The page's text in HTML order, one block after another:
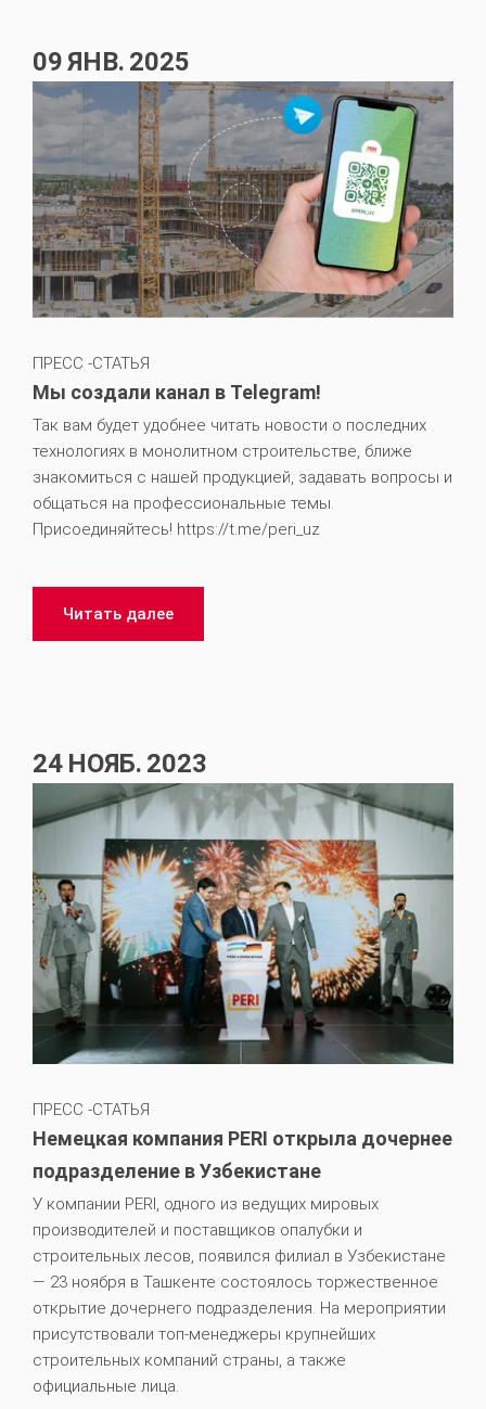
09ЯНВ. 2025
ПРЕСС -СТАТЬЯ
Мы создали канал в Telegram!
Так вам будет удобнее читать новости о последних
технологиях в монолитном строительстве, ближе
знакомиться с нашей продукцией, задавать вопросы и
общаться на профессиональные темы.
Присоединяйтесь! https://t.me/peri_uz
Читать далее
24 НОЯБ. 2023
ПРЕСС -СТАТЬЯ
Немецкая компания PERI открыла дочернее
подразделение в Узбекистане
У компании PERI, одного из ведущих мировых
производителей и поставщиков опалубки и
строительных лесов, появился филиал в Узбекистане
— 23 ноября в Ташкенте состоялось торжественное
открытие дочернего подразделения. На мероприятии
присутствовали топ-менеджеры крупнейших
строительных компаний страны, а также
официальные лица.